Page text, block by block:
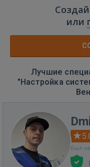
или
Лучшие
"Настройка
Был